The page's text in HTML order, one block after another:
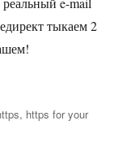
тыкаем 2
, https for your